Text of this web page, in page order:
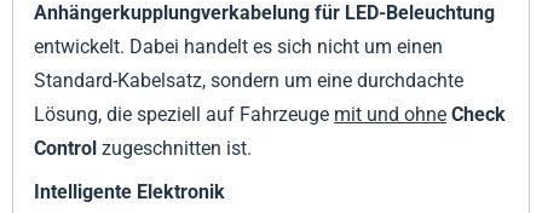
Anhängerkupplungverkabelung für LED-Beleuchtung
entwickelt. Dabei handelt es sich nicht um einen
Standard-Kabelsatz, sondern um eine durchdachte
Lösung, die speziell auf Fahrzeuge mit und ohne Check
Control zugeschnitten ist.
Intelligente Elektronik